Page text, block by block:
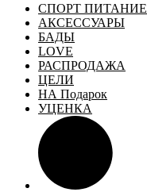
СПОРТ ПИТАНИЕ
АКСЕССУАРЫ
БАДЫ
LOVE
РАСПРОДАЖА
ЦЕЛИ
НА Подарок
УЦЕНКА